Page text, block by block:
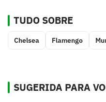
TUDO SOBRE
Chelsea Flamengo
SUGERIDA PARA